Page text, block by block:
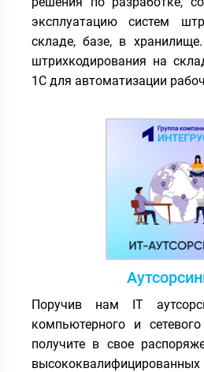
эксплуатацию систем
складе, базе, в
штрихкодирования на
1С для автоматизации
Поручив нам IT
компьютерного и
получите в свое
высококвалифицированных